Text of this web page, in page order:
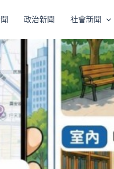
政治新聞 社會新聞